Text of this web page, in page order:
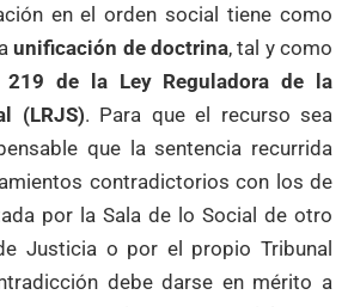
en el orden social tiene como
unificación de doctrina, tal y como
219 de la Ley Reguladora de la
(LRJS). Para que el recurso sea
que la sentencia recurrida
contradictorios con los de
por la Sala de lo Social de otro
Justicia o por el propio Tribunal
debe darse en mérito a